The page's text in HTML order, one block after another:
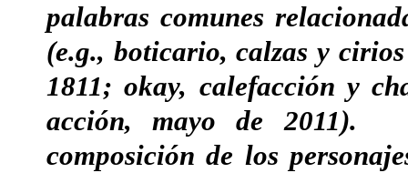
palabras comunes
(e.g., boticario, calzas y
1811; okay, calefacción y
acción, mayo de 2011).
composición de los